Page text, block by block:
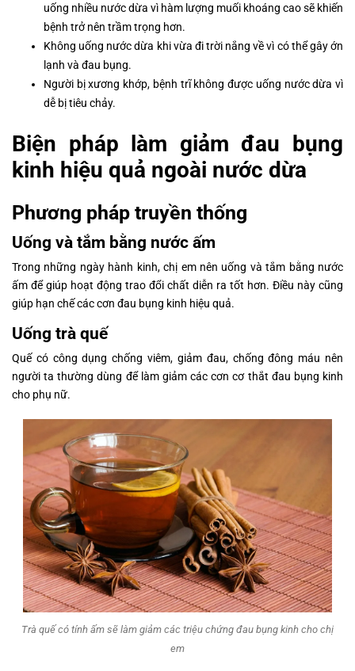
uống nhiều nước dừa vì hàm lượng muối khoáng cao sẽ khiến
bệnh trở nên trầm trọng hơn.
Không uống nước dừa khi vừa đi trời nắng về vì có thể gây ớn
lạnh và đau bụng.
Người bị xương khớp, bệnh trĩ không được uống nước dừa vì
dễ bị tiêu chảy.
Biện pháp làm giảm đau bụng
kinh hiệu quả ngoài nước dừa
Phương pháp truyền thống
Uống và tắm bằng nước ấm
Trong những ngày hành kinh, chị em nên uống và tắm bằng nước
ấm để giúp hoạt động trao đổi chất diễn ra tốt hơn. Điều này cũng
giúp hạn chế các cơn đau bụng kinh hiệu quả.
Uống trà quế
Quế có công dụng chống viêm, giảm đau, chống đông máu nên
người ta thường dùng để làm giảm các cơn cơ thắt đau bụng kinh
cho phụ nữ.
Trà quế có tính ấm sẽ làm giảm các triệu chứng đau bụng kinh cho chị
em